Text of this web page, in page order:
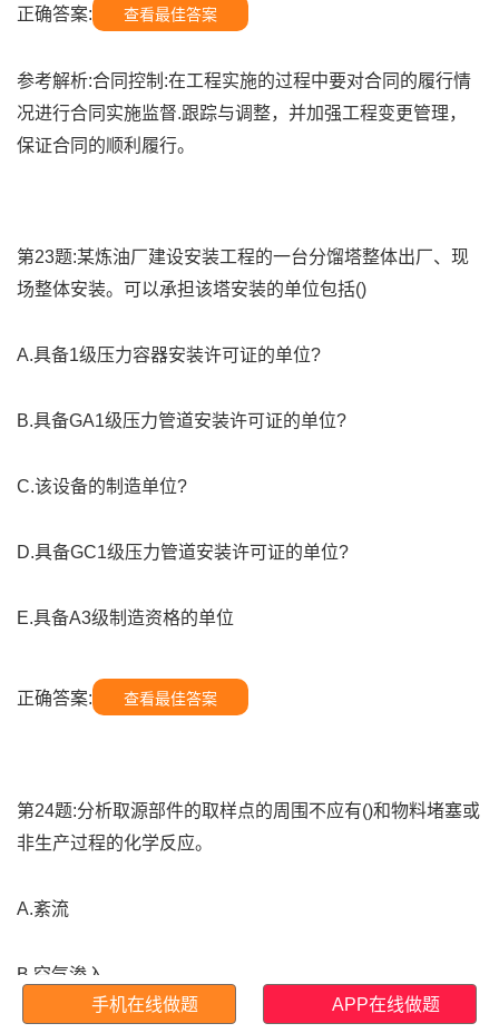
正确答案: 查看最佳答案
参考解析:合同控制:在工程实施的过程中要对合同的履行情
况进行合同实施监督.跟踪与调整，并加强工程变更管理，
保证合同的顺利履行。
第23题:某炼油厂建设安装工程的一台分馏塔整体出厂、现
场整体安装。可以承担该塔安装的单位包括()
A.具备1级压力容器安装许可证的单位?
B.具备GA1级压力管道安装许可证的单位?
C.该设备的制造单位?
D.具备GC1级压力管道安装许可证的单位?
E.具备A3级制造资格的单位
正确答案: 查看最佳答案
第24题:分析取源部件的取样点的周围不应有()和物料堵塞或
非生产过程的化学反应。
A.紊流
B.空气渗入
手机在线做题 APP在线做题